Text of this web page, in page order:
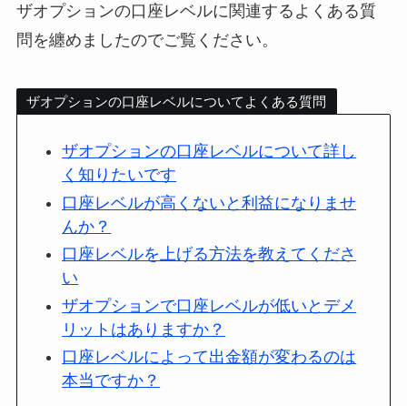
ザオプションの口座レベルに関連するよくある質
問を纏めましたのでご覧ください。
ザオプションの口座レベルについてよくある質問
ザオプションの口座レベルについて詳し
く知りたいです
口座レベルが高くないと利益になりませ
んか？
口座レベルを上げる方法を教えてくださ
い
ザオプションで口座レベルが低いとデメ
リットはありますか？
口座レベルによって出金額が変わるのは
本当ですか？